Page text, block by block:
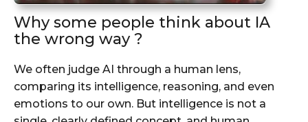
Why some people think about IA
the wrong way ?
We often judge AI through a human lens,
comparing its intelligence, reasoning, and even
emotions to our own. But intelligence is not a